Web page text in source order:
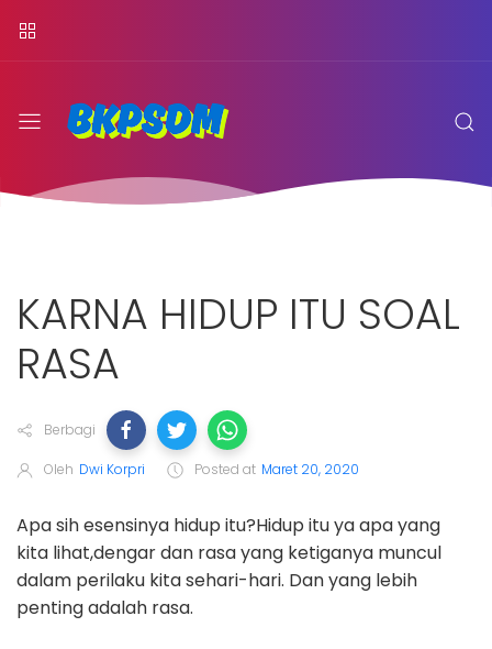
KARNA HIDUP ITU SOAL
RASA
Berbagi
Oleh Dwi Korpri Posted at Maret 20, 2020
Apa sih esensinya hidup itu?Hidup itu ya apa yang
kita lihat,dengar dan rasa yang ketiganya muncul
dalam perilaku kita sehari-hari. Dan yang lebih
penting adalah rasa.